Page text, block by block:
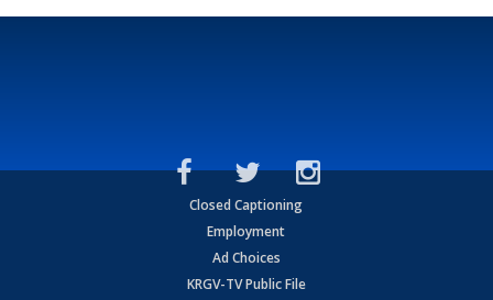
Closed Captioning
Employment
Ad Choices
KRGV-TV Public File